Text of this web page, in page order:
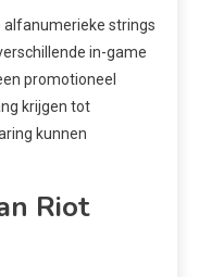
alfanumerieke strings
in-game
promotioneel
krijgen tot
kunnen
Riot